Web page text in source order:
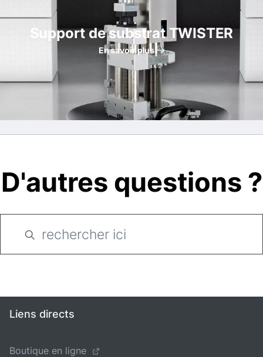
Support de substrat TWISTER
En savoir plus
D'autres questions ?
Liens directs
Boutique en ligne